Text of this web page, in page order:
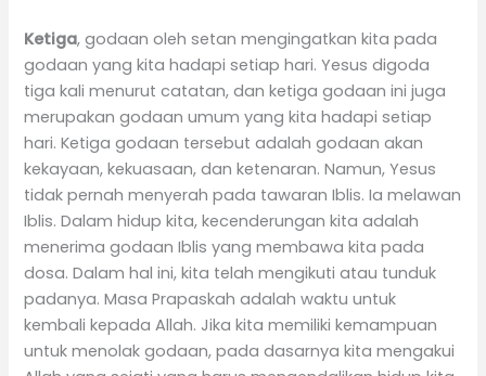
Ketiga, godaan oleh setan mengingatkan kita pada
godaan yang kita hadapi setiap hari. Yesus digoda
tiga kali menurut catatan, dan ketiga godaan ini juga
merupakan godaan umum yang kita hadapi setiap
hari. Ketiga godaan tersebut adalah godaan akan
kekayaan, kekuasaan, dan ketenaran. Namun, Yesus
tidak pernah menyerah pada tawaran Iblis. Ia melawan
Iblis. Dalam hidup kita, kecenderungan kita adalah
menerima godaan Iblis yang membawa kita pada
dosa. Dalam hal ini, kita telah mengikuti atau tunduk
padanya. Masa Prapaskah adalah waktu untuk
kembali kepada Allah. Jika kita memiliki kemampuan
untuk menolak godaan, pada dasarnya kita mengakui